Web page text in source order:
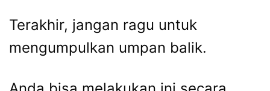
Terakhir, jangan ragu untuk
mengumpulkan umpan balik.